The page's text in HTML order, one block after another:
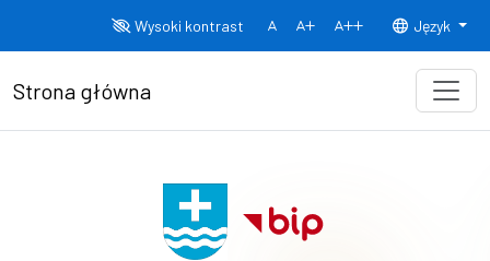
Wysoki kontrast
Normalny rozmiar czcionki
Rozmiar czcionki 150% Rozmiar
Język
Strona główna